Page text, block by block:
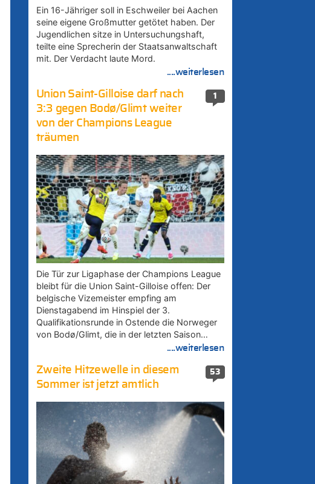
Ein 16-Jähriger soll in Eschweiler bei Aachen
seine eigene Großmutter getötet haben. Der
Jugendlichen sitze in Untersuchungshaft,
teilte eine Sprecherin der Staatsanwaltschaft
mit. Der Verdacht laute Mord.
....weiterlesen
1
Union Saint-Gilloise darf nach
3:3 gegen Bodø/Glimt weiter
von der Champions League
träumen
Die Tür zur Ligaphase der Champions League
bleibt für die Union Saint-Gilloise offen: Der
belgische Vizemeister empfing am
Dienstagabend im Hinspiel der 3.
Qualifikationsrunde in Ostende die Norweger
von Bodø/Glimt, die in der letzten Saison…
....weiterlesen
53
Zweite Hitzewelle in diesem
Sommer ist jetzt amtlich